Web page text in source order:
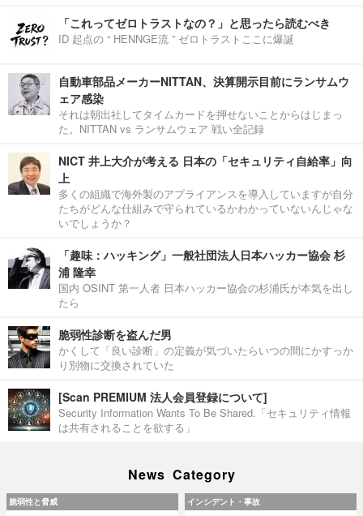
「これってゼロトラストなの？」と思ったら読むべき
ID 起点の “ HENNGE流 ” ゼロトラストここに爆誕
自動車部品メーカーNITTAN、決算開示目前にランサムウ
ェア感染
それは朝出社してタイムカードを押せないことからはじまっ
た。NITTAN vs ランサムウェア 戦い全記録
NICT 井上大介が考える 日本の「セキュリティ自給率」向
上
多くの組織で海外製のアプライアンスを導入していますが自分
たちがどんな仕組みで守られているかわかっていないんじゃな
いでしょうか？
「趣味：ハッキング」一般社団法人日本ハッカー協会 杉
浦 隆幸
国内 OSINT 第一人者 日本ハッカー協会の杉浦氏が本気を出し
たら
脆弱性診断を盗んだ男
かくして「良い診断」の定義が気づいたらいつの間にかすっか
り別物に交換されていた
[Scan PREMIUM 法人会員登録について]
Security Information Wants To Be Shared.「セキュリティ情報
は共有されることを欲する」
News Category
脆弱性と脅威 インシデント・事故